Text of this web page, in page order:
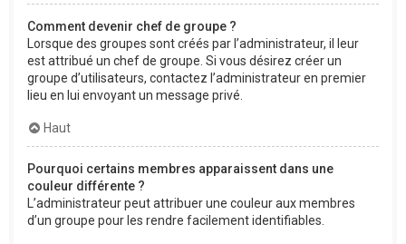
Comment devenir chef de groupe ?
Lorsque des groupes sont créés par l’administrateur, il leur
est attribué un chef de groupe. Si vous désirez créer un
groupe d’utilisateurs, contactez l’administrateur en premier
lieu en lui envoyant un message privé.
Haut
Pourquoi certains membres apparaissent dans une
couleur différente ?
L’administrateur peut attribuer une couleur aux membres
d’un groupe pour les rendre facilement identifiables.